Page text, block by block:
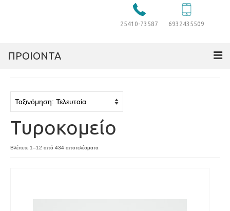
25410-73587 6932435509
ΠΡΟΙΟΝΤΑ
Τυροκομείο
Βλέπετε 1–12 από 434 αποτελέσματαSorted